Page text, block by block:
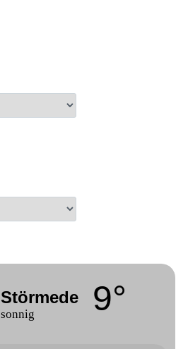
Störmede
sonnig 9°